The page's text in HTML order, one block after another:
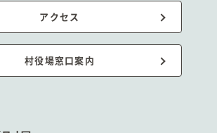
アクセス
村役場窓口案内